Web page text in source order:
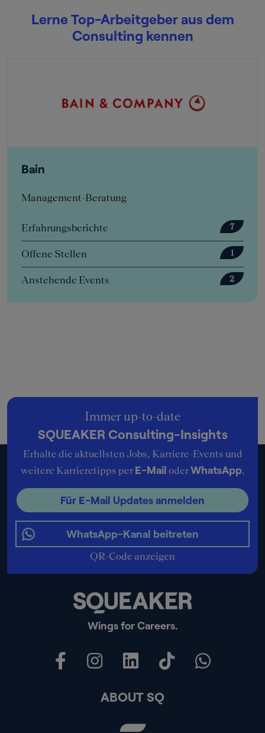
Lerne Top-Arbeitgeber aus dem
Consulting kennen
Bain
Management-Beratung
Erfahrungsberichte 7
Offene Stellen 1
Anstehende Events 2
Wings for Careers.
Immer up-to-date
SQUEAKER Consulting-Insights
Erhalte die aktuellsten Jobs, Karriere-Events und
weitere Karrieretipps per E-Mail oderWhatsApp.
Für E-Mail Updates anmelden
WhatsApp-Kanal beitreten
QR-Code anzeigen
ABOUT SQ